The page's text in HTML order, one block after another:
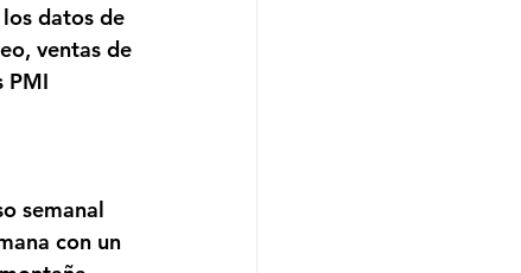
datos de
ventas de
PMI
semanal
con un